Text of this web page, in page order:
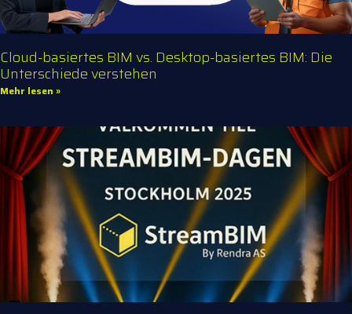
Cloud-basiertes BIM vs. Desktop-basiertes BIM: Die
Unterschiede verstehen
Mehr lesen »